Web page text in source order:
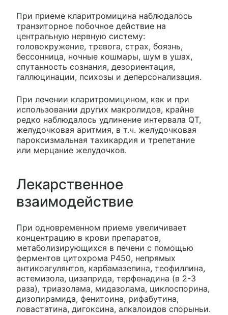
При приеме кларитромицина наблюдалось
транзиторное побочное действие на
центральную нервную систему:
головокружение, тревога, страх, боязнь,
бессонница, ночные кошмары, шум в ушах,
спутанность сознания, дезориентация,
галлюцинации, психозы и деперсонализация.
При лечении кларитромицином, как и при
использовании других макролидов, крайне
редко наблюдалось удлинение интервала QT,
желудочковая аритмия, в т.ч. желудочковая
пароксизмальная тахикардия и трепетание
или мерцание желудочков.
Лекарственное
взаимодействие
При одновременном приеме увеличивает
концентрацию в крови препаратов,
метаболизирующихся в печени с помощью
ферментов цитохрома Р450, непрямых
антикоагулянтов, карбамазепина, теофиллина,
астемизола, цизаприда, терфенадина (в 2-3
раза), триазолама, мидазолама, циклоспорина,
дизопирамида, фенитоина, рифабутина,
ловастатина, дигоксина, алкалоидов спорыньи.